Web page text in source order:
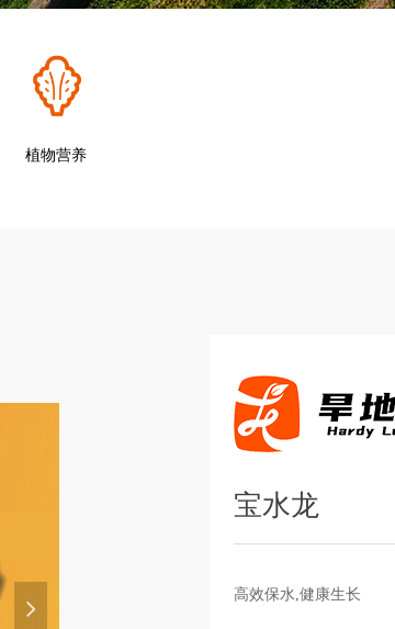
넲
宝水龙
高效保水,健康生长
植物营养